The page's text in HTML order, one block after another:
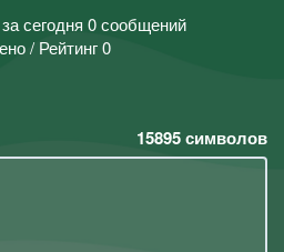
сегодня 0 сообщений
/ Рейтинг 0
15895символов